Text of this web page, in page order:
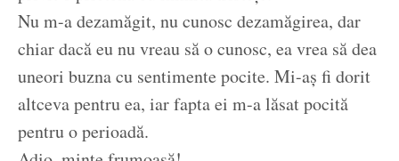
Nu m-a dezamăgit, nu cunosc dezamăgirea, dar
chiar dacă eu nu vreau să o cunosc, ea vrea să dea
uneori buzna cu sentimente pocite. Mi-aș fi dorit
altceva pentru ea, iar fapta ei m-a lăsat pocită
pentru o perioadă.